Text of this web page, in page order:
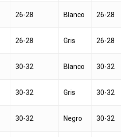
26-28 Blanco 26-28
26-28 Gris 26-28
30-32 Blanco 30-32
30-32 Gris 30-32
30-32 Negro 30-32